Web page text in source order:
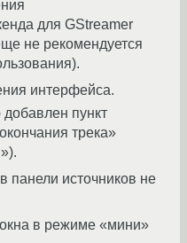
для GStreamer
не рекомендуется
интерфейса.
пункт
трека»
панели источников не
в режиме «мини»